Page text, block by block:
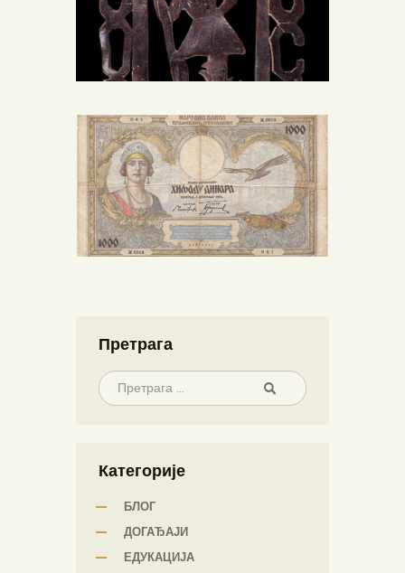
Претрага
Категорије
БЛОГ
ДОГАЂАЈИ
ЕДУКАЦИЈА